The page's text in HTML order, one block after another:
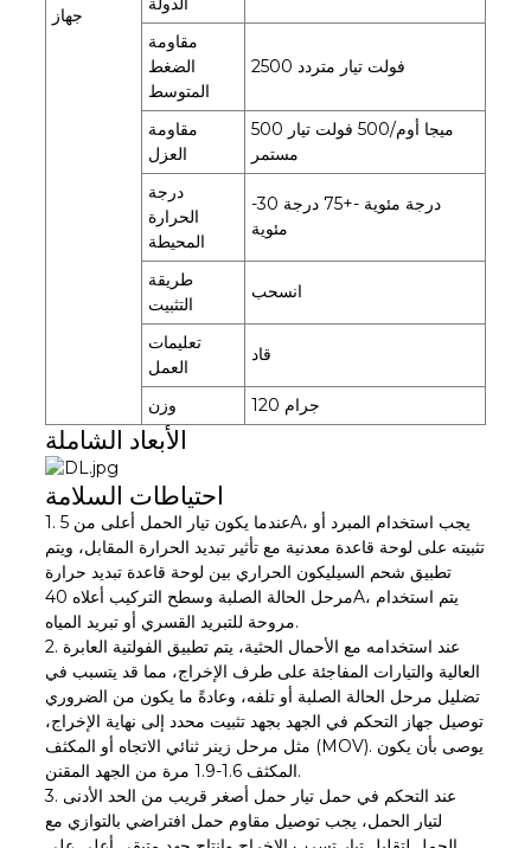
جهاز
مقاومة
الضغط
المتوسط
2500 فولت تيار متردد
مقاومة
العزل
500 ميجا أوم/500 فولت تيار
مستمر
درجة
الحرارة
المحيطة
-30 درجة مئوية -+75 درجة
مئوية
طريقة
التثبيت
انسحب
تعليمات
العمل
قاد
وزن 120 جرام
الأبعاد الشاملة
احتياطات السلامة
1. عندما يكون تيار الحمل أعلى من 5A، يجب استخدام المبرد أو
تثبيته على لوحة قاعدة معدنية مع تأثير تبديد الحرارة المقابل، ويتم
تطبيق شحم السيليكون الحراري بين لوحة قاعدة تبديد حرارة
مرحل الحالة الصلبة وسطح التركيب أعلاه 40A، يتم استخدام
مروحة للتبريد القسري أو تبريد المياه.
2. عند استخدامه مع الأحمال الحثية، يتم تطبيق الفولتية العابرة
العالية والتيارات المفاجئة على طرف الإخراج، مما قد يتسبب في
تضليل مرحل الحالة الصلبة أو تلفه، وعادةً ما يكون من الضروري
توصيل جهاز التحكم في الجهد بجهد تثبيت محدد إلى نهاية الإخراج،
مثل مرحل زينر ثنائي الاتجاه أو المكثف (MOV). يوصى بأن يكون
المكثف 1.6-1.9 مرة من الجهد المقنن.
3. عند التحكم في حمل تيار حمل أصغر قريب من الحد الأدنى
لتيار الحمل، يجب توصيل مقاوم حمل افتراضي بالتوازي مع